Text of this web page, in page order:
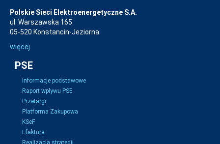
Polskie Sieci Elektroenergetyczne S.A.
ul. Warszawska 165
05-520 Konstancin-Jeziorna
więcej
PSE
Informacje podstawowe
Raport wpływu PSE
Przetargi
Platforma Zakupowa
KSeF
Efaktura
Realizacja strategii